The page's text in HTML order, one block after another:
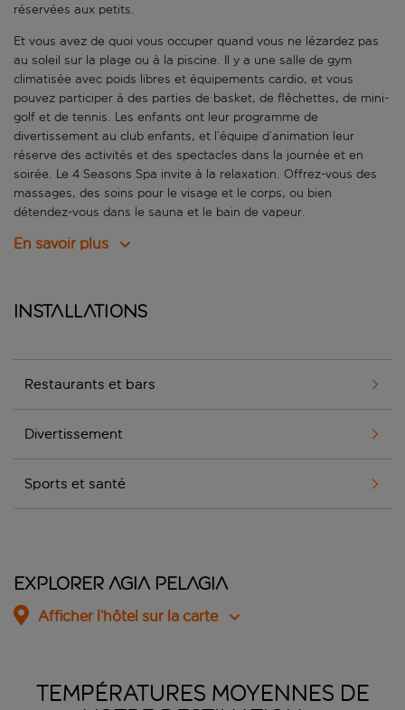
réservées aux petits.
Et vous avez de quoi vous occuper quand vous ne lézardez pas
au soleil sur la plage ou à la piscine. Il y a une salle de gym
climatisée avec poids libres et équipements cardio, et vous
pouvez participer à des parties de basket, de fléchettes, de mini-
golf et de tennis. Les enfants ont leur programme de
divertissement au club enfants, et l’équipe d’animation leur
réserve des activités et des spectacles dans la journée et en
soirée. Le 4 Seasons Spa invite à la relaxation. Offrez-vous des
massages, des soins pour le visage et le corps, ou bien
détendez-vous dans le sauna et le bain de vapeur.
En savoir plus
Installations
Restaurants et bars
Divertissement
Sports et santé
Explorer Agia Pelagia
Afficher l’hôtel sur la carte
TEMPÉRATURES MOYENNES DE